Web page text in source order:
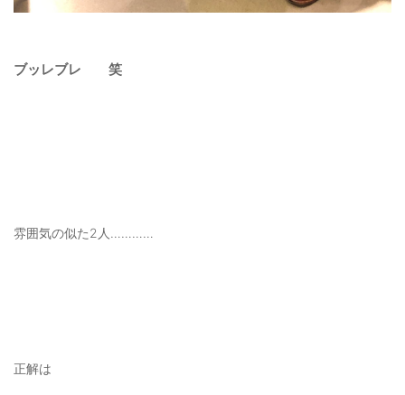
ブッレブレ 笑
雰囲気の似た2人…………
正解は